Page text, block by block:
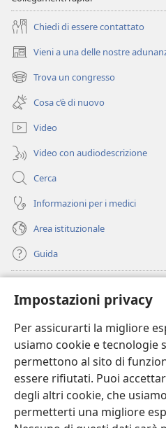
Impostazioni privacy
Per assicurarti la migliore
usiamo cookie e tecnologie
permettono al sito di
essere rifiutati. Puoi
degli altri cookie, che
permetterti una migliore
Chiedi di essere contattato
Vieni a una delle nostre
(apre
una
nuova
finestra)
Trova un congresso
(apre
una
nuova
finestra)
Cosa c’è di nuovo
Video
Video con audiodescrizione
Cerca
Informazioni per i medici
Area istituzionale
Guida
(apre
una
nuova
finestra)
BIBLIOTECA ONLINE Watchtower
(apre
una
nuova
finestra)
JW Hub
(apre
una
nuova
finestra)
JW Library
Watchtower Library®